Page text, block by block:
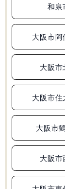
兵庫県
合格実績
受験情報
初めての塾選び
よくあるご質
和泉
大阪市阿
大阪市
大阪市住
大阪市
大阪市